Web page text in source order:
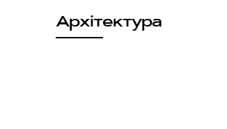
Архітектура